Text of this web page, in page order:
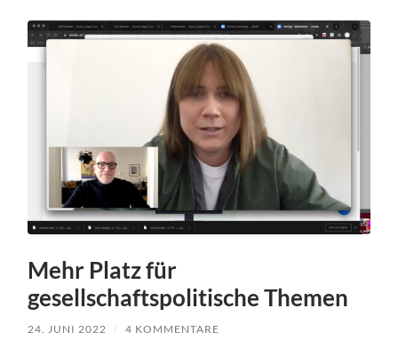
Mehr Platz für
gesellschaftspolitische Themen
24. JUNI 2022 / 4 KOMMENTARE